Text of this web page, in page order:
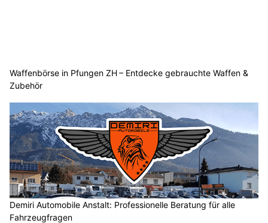
Waffenbörse in Pfungen ZH – Entdecke gebrauchte Waffen &
Zubehör
Demiri Automobile Anstalt: Professionelle Beratung für alle
Fahrzeugfragen